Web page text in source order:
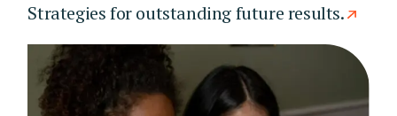
Strategies for outstanding future results.